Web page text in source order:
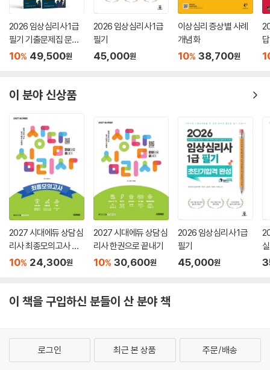
2026 임상심리사 1급
필기 기출문제집 문제
&해설편
10% 49,500원
2026 임상심리사 1급
필기
45,000원
이상심리 증상별 사례
개념화
10% 38,700원
1
이 분야 신상품
2027 시대에듀 상담심
리사 최종모의고사 한
권으로 끝내기
10% 24,300원
2027 시대에듀 상담심
리사 한권으로 끝내기
10% 30,600원
2026 임상심리사 1급
필기
45,000원
이 책을 구입하신 분들이 산 분야 책
로그인 최근 본 상품 주문/배송